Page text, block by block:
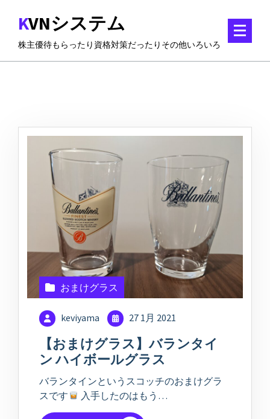
ツ
KVNシステム
株主優待もらったり資格対策だったりその他いろいろ
おまけグラス
keviyama 27 1月 2021
【おまけグラス】バランタイ
ン ハイボールグラス
バランタインというスコッチのおまけグラ
スです
入手したのはもう…